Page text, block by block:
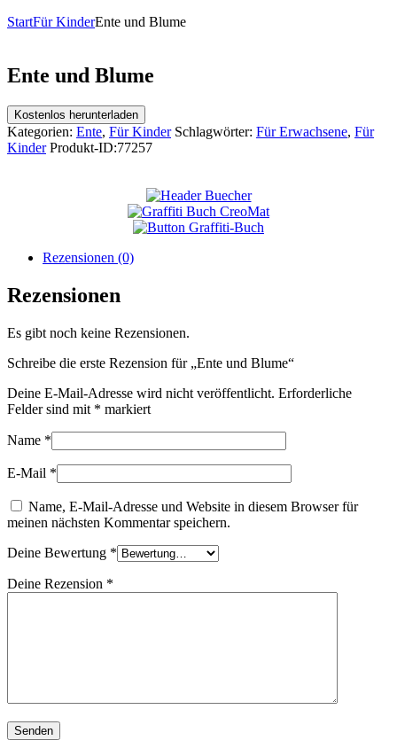
StartFür KinderEnte und Blume
Ente und Blume
Kostenlos herunterladen
Kategorien: Ente, Für Kinder Schlagwörter: Für Erwachsene, Für
Kinder Produkt-ID:77257
Rezensionen (0)
Rezensionen
Es gibt noch keine Rezensionen.
Schreibe die erste Rezension für „Ente und Blume“
Deine E-Mail-Adresse wird nicht veröffentlicht. Erforderliche
Felder sind mit * markiert
Name *
E-Mail *
Name, E-Mail-Adresse und Website in diesem Browser für
meinen nächsten Kommentar speichern.
Deine Bewertung *
Deine Rezension *